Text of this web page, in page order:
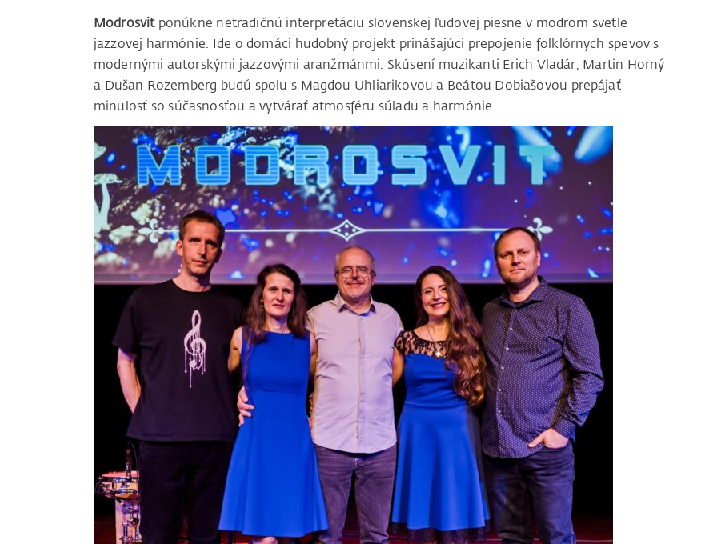
Modrosvitponúkne netradičnú interpretáciu slovenskej ľudovej piesne v modrom svetle
jazzovej harmónie. Ide o domáci hudobný projekt prinášajúci prepojenie folklórnych spevov s
modernými autorskými jazzovými aranžmánmi. Skúsení muzikanti Erich Vladár, Martin Horný
a Dušan Rozemberg budú spolu s Magdou Uhliarikovou a Beátou Dobiašovou prepájať
minulosť so súčasnosťou a vytvárať atmosféru súladu a harmónie.